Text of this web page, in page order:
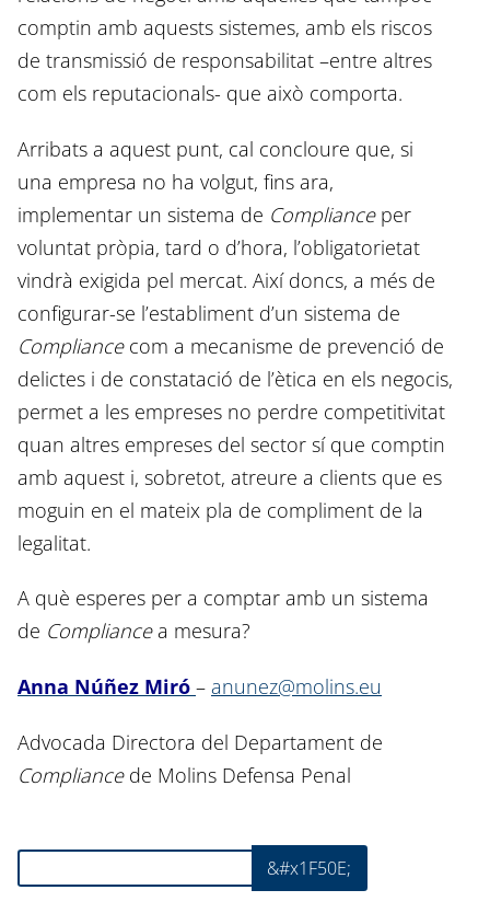
comptin amb aquests sistemes, amb els riscos
de transmissió de responsabilitat –entre altres
com els reputacionals- que això comporta.
Arribats a aquest punt, cal concloure que, si
una empresa no ha volgut, fins ara,
implementar un sistema de Complianceper
voluntat pròpia, tard o d’hora, l’obligatorietat
vindrà exigida pel mercat. Així doncs, a més de
configurar-se l’establiment d’un sistema de
Compliancecom a mecanisme de prevenció de
delictes i de constatació de l’ètica en els negocis,
permet a les empreses no perdre competitivitat
quan altres empreses del sector sí que comptin
amb aquest i, sobretot, atreure a clients que es
moguin en el mateix pla de compliment de la
legalitat.
A què esperes per a comptar amb un sistema
de Compliancea mesura?
Anna Núñez Miró – anunez@molins.eu
Advocada Directora del Departament de
Compliancede Molins Defensa Penal
Cerca &#x1F50E;